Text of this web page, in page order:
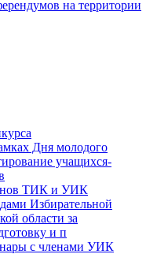
на территории
Дня молодого
учащихся-
ТИК и УИК
Избирательной
области за
и п
с членами УИК